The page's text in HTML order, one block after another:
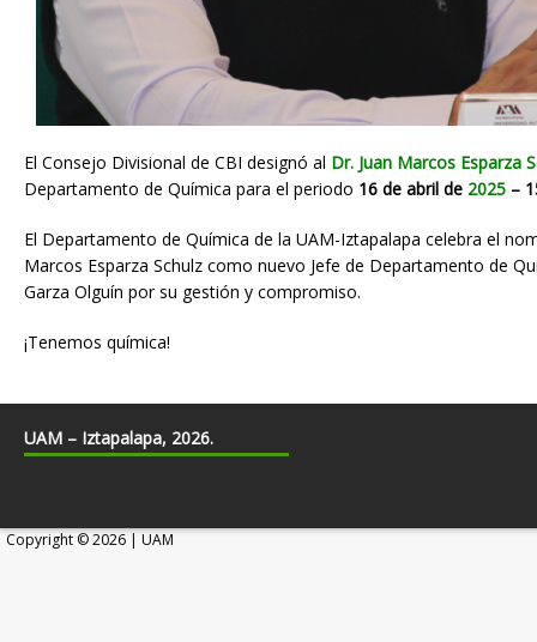
El Consejo Divisional de CBI designó al Dr. Juan Marcos Esparza
Departamento de Química para el periodo 16 de abril de 2025 –
El Departamento de Química de la UAM-Iztapalapa celebra el
Marcos Esparza Schulz como nuevo Jefe de Departamento de
Garza Olguín por su gestión y compromiso.
¡Tenemos química!
UAM – Iztapalapa, 2026.
Copyright © 2026 | UAM